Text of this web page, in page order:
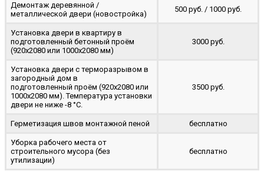
Демонтаж деревянной /
металлической двери (новостройка)
500 руб. / 1000 руб.
Установка двери в квартиру в
подготовленный бетонный проём
(920x2080 или 1000x2080 мм)
3000 руб.
Установка двери с терморазрывом в
загородный дом в
подготовленный проём (920x2080 или
1000x2080 мм). Температура установки
двери не ниже -8 °C.
3500 руб.
Герметизация швов монтажной пеной бесплатно
Уборка рабочего места от
строительного мусора (без
утилизации)
бесплатно